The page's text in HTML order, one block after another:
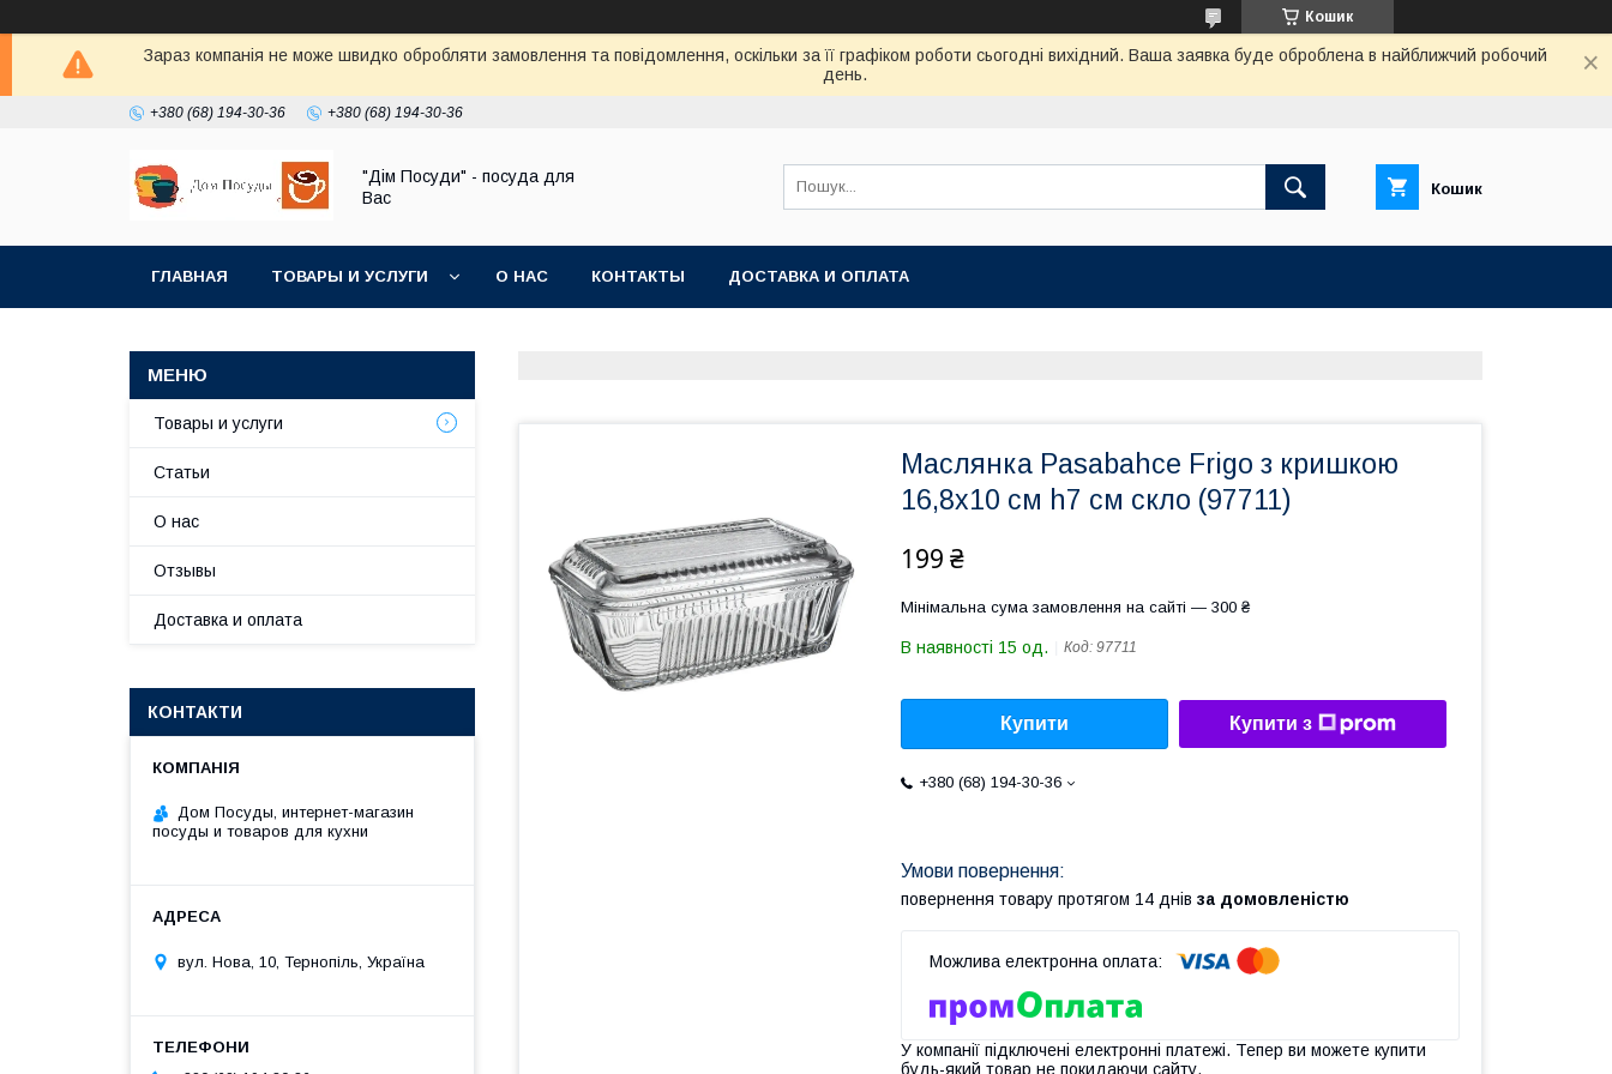
Кошик
Зараз компанія не може швидко обробляти замовлення та повідомлення, оскільки за її графіком роботи сьогодні вихідний. Ваша заявка буде оброблена в найближчий робочий
день.
+380 (68) 194-30-36 +380 (68) 194-30-36
"Дім Посуди" - посуда для
Вас
Кошик
ГЛАВНАЯ ТОВАРЫ И УСЛУГИ О НАС КОНТАКТЫ ДОСТАВКА И ОПЛАТА
Маслянка Pasabahce Frigo з кришкою
16,8х10 см h7 см скло (97711)
199 ₴
Мінімальна сума замовлення на сайті — 300 ₴
В наявності 15 од. Код: 97711
Купити Купити з
+380 (68) 194-30-36
повернення товару протягом 14 днів за домовленістю
У компанії підключені електронні платежі. Тепер ви можете купити
будь-який товар не покидаючи сайту.
Товары и услуги
Статьи
О нас
Отзывы
Доставка и оплата
КОНТАКТИ
Дом Посуды, интернет-магазин
посуды и товаров для кухни
вул. Нова, 10, Тернопіль, Україна